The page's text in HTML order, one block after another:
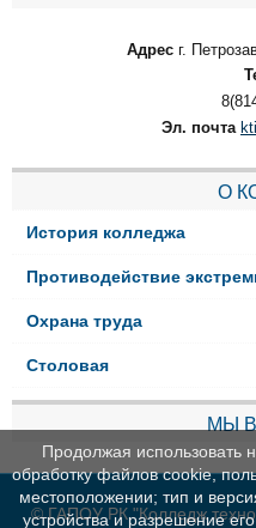
Адрес г.
Эл. почта
О
История колледжа
Противодействие
Охрана труда
Столовая
МЫ
© ГАПОУ РК "Колледж
Продолжая использовать
обработку файлов cookie,
местоположении; тип и
устройства и разрешение